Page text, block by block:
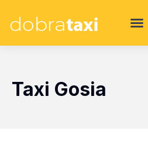
Taxi Gosia